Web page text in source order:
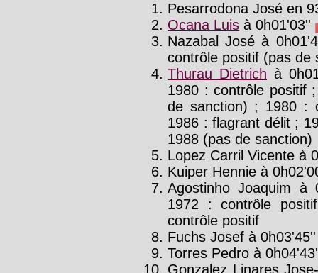
Pesarrodona José en
Ocana Luis à 0h01'03''
Nazabal José à
contrôle positif (pas de
Thurau Dietrich à
1980 : contrôle positif
de sanction) ; 1980 :
1986 : flagrant délit ;
1988 (pas de sanction)
Lopez Carril Vicente à
Kuiper Hennie à
Agostinho Joaquim à
1972 : contrôle
contrôle positif
Fuchs Josef à 0h03'45''
Torres Pedro à
Gonzalez Linares